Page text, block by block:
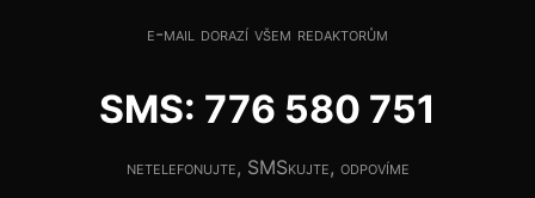
e-mail dorazí všem redaktorům
SMS: 776 580 751
netelefonujte, SMSkujte, odpovíme